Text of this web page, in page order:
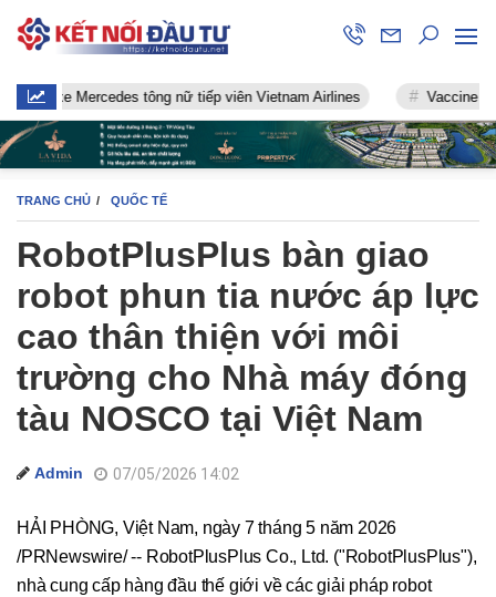
Mercedes tông nữ tiếp viên Vietnam Airlines Vaccine chống
TRANG CHỦ QUỐC TẾ
RobotPlusPlus bàn giao
robot phun tia nước áp lực
cao thân thiện với môi
trường cho Nhà máy đóng
tàu NOSCO tại Việt Nam
Admin 07/05/2026 14:02
HẢI PHÒNG, Việt Nam, ngày 7 tháng 5 năm 2026
/PRNewswire/ -- RobotPlusPlus Co., Ltd. ("RobotPlusPlus"),
nhà cung cấp hàng đầu thế giới về các giải pháp robot